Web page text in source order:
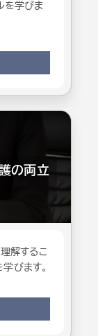
を学びま
の両立
解するこ
びます。